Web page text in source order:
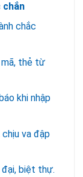
chắn
chắc
mã, thẻ từ
khi nhập
va đập
đại, biệt thự.